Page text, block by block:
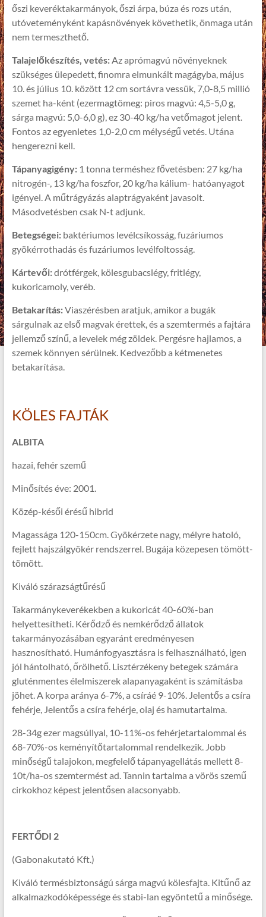
őszi keveréktakarmányok, őszi árpa, búza és rozs után,
utóveteményként kapásnövények követhetik, önmaga után
nem termeszthető.
Talajelőkészítés, vetés:Az aprómagvú növényeknek
szükséges ülepedett, finomra elmunkált magágyba, május
10. és július 10. között 12 cm sortávra vessük, 7,0-8,5 millió
szemet ha-ként (ezermagtömeg: piros magvú: 4,5-5,0 g,
sárga magvú: 5,0-6,0 g), ez 30-40 kg/ha vetőmagot jelent.
Fontos az egyenletes 1,0-2,0 cm mélységű vetés. Utána
hengerezni kell.
Tápanyagigény:1 tonna terméshez fővetésben: 27 kg/ha
nitrogén-, 13 kg/ha foszfor, 20 kg/ha kálium- hatóanyagot
igényel. A műtrágyázás alaptrágyaként javasolt.
Másodvetésben csak N-t adjunk.
Betegségei:baktériumos levélcsíkosság, fuzáriumos
gyökérrothadás és fuzáriumos levélfoltosság.
Kártevői:drótférgek, kölesgubacslégy, fritlégy,
kukoricamoly, veréb.
Betakarítás:Viaszérésben aratjuk, amikor a bugák
sárgulnak az első magvak érettek, és a szemtermés a fajtára
jellemző színű, a levelek még zöldek. Pergésre hajlamos, a
szemek könnyen sérülnek. Kedvezőbb a kétmenetes
betakarítása.
KÖLES FAJTÁK
ALBITA
hazai, fehér szemű
Minősítés éve: 2001.
Közép-késői érésű hibrid
Magassága 120-150cm. Gyökérzete nagy, mélyre hatoló,
fejlett hajszálgyökér rendszerrel. Bugája közepesen tömött-
tömött.
Kiváló szárazságtűrésű
Takarmánykeverékekben a kukoricát 40-60%-ban
helyettesítheti. Kérődző és nemkérődző állatok
takarmányozásában egyaránt eredményesen
hasznosítható. Humánfogyasztásra is felhasználható, igen
jól hántolható, őrölhető. Lisztérzékeny betegek számára
gluténmentes élelmiszerek alapanyagaként is számításba
jöhet. A korpa aránya 6-7%, a csíráé 9-10%. Jelentős a csíra
fehérje, Jelentős a csíra fehérje, olaj és hamutartalma.
28-34g ezer magsúllyal, 10-11%-os fehérjetartalommal és
68-70%-os keményítőtartalommal rendelkezik. Jobb
minőségű talajokon, megfelelő tápanyagellátás mellett 8-
10t/ha-os szemtermést ad. Tannin tartalma a vörös szemű
cirkokhoz képest jelentősen alacsonyabb.
FERTŐDI 2
(Gabonakutató Kft.)
Kiváló termésbiztonságú sárga magvú kölesfajta. Kitűnő az
alkalmazkodóképessége és stabi-lan egyöntetű a minősége.